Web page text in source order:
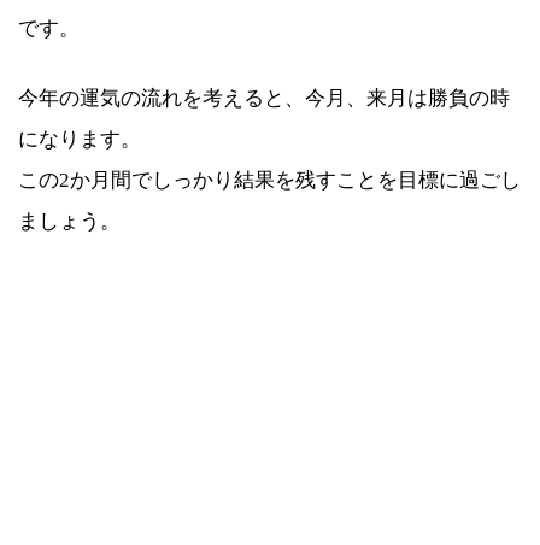
です。
今年の運気の流れを考えると、今月、来月は勝負の時
になります。
この2か月間でしっかり結果を残すことを目標に過ごし
ましょう。